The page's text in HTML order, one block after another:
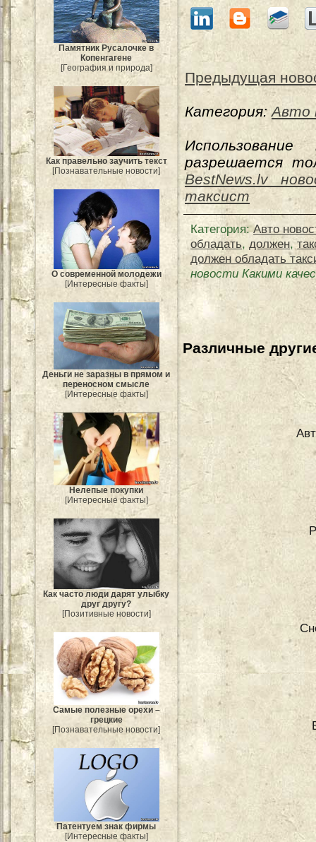
Памятник Русалочке в
Копенгагене
[География и природа]
Как правельно заучить текст
[Познавательные новости]
О современной молодежи
[Интересные факты]
Деньги не заразны в прямом и
переносном смысле
[Интересные факты]
Нелепые покупки
[Интересные факты]
Как часто люди дарят улыбку
друг другу?
[Позитивные новости]
Самые полезные орехи –
грецкие
[Познавательные новости]
Патентуем знак фирмы
[Интересные факты]
Предыдущая
Категория:Авто
разрешается
BestNews.lv
таксист
Категория:Авто
обладать, должен,
должен обладать
новости Какими
Различные